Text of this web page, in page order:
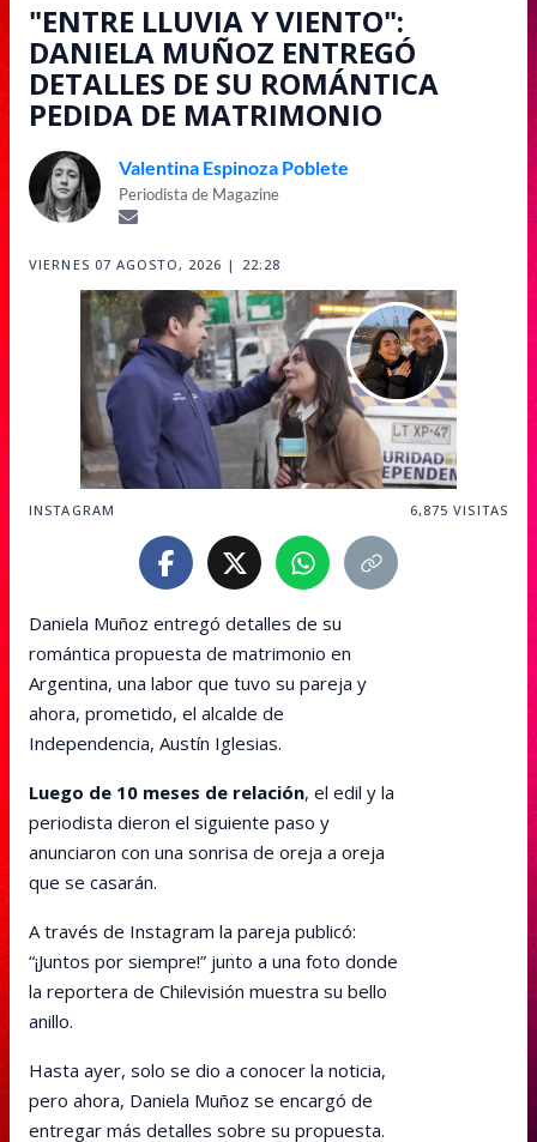
"ENTRE LLUVIA Y VIENTO":
DANIELA MUÑOZ ENTREGÓ
DETALLES DE SU ROMÁNTICA
PEDIDA DE MATRIMONIO
Valentina Espinoza Poblete
Periodista de Magazine
VIERNES 07 AGOSTO, 2026 | 22:28
INSTAGRAM 6,875 VISITAS
Daniela Muñoz entregó detalles de su
romántica propuesta de matrimonio en
Argentina, una labor que tuvo su pareja y
ahora, prometido, el alcalde de
Independencia, Austín Iglesias.
Luego de 10 meses de relación, el edil y la
periodista dieron el siguiente paso y
anunciaron con una sonrisa de oreja a oreja
que se casarán.
A través de Instagram la pareja publicó:
“¡Juntos por siempre!” junto a una foto donde
la reportera de Chilevisión muestra su bello
anillo.
Hasta ayer, solo se dio a conocer la noticia,
pero ahora, Daniela Muñoz se encargó de
entregar más detalles sobre su propuesta.